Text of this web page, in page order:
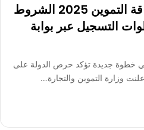
إضافة المواليد على بطاقة التموين 2025 الشروط
التسجيل عبر بوابة
خطوة جديدة تؤكد حرص الدولة على
وزارة التموين والتجارة…